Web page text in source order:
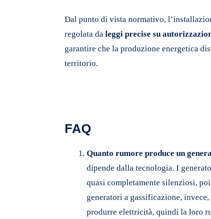
Dal punto di vista normativo,
regolata da leggi precise su
garantire che la produzione energetica
territorio.
FAQ
Quanto rumore produce un
dipende dalla tecnologia. I
quasi completamente silenziosi,
generatori a gassificazione,
produrre elettricità, quindi la loro